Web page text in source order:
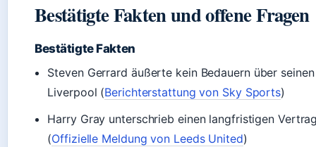
Bestätigte Fakten und offene Fragen
Bestätigte Fakten
Steven Gerrard äußerte kein Bedauern über
Liverpool (Berichterstattung von Sky Sports)
Harry Gray unterschrieb einen langfristigen
(Offizielle Meldung von Leeds United)